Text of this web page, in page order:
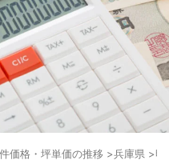
価格・坪単価の推移 >兵庫県 >明